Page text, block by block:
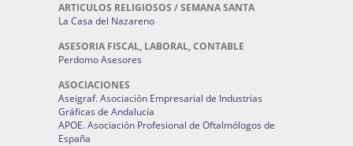
ARTICULOS RELIGIOSOS / SEMANA SANTA
La Casa del Nazareno
ASESORIA FISCAL, LABORAL, CONTABLE
Perdomo Asesores
ASOCIACIONES
Aseigraf. Asociación Empresarial de Industrias
Gráficas de Andalucía
APOE. Asociación Profesional de Oftalmólogos de
España